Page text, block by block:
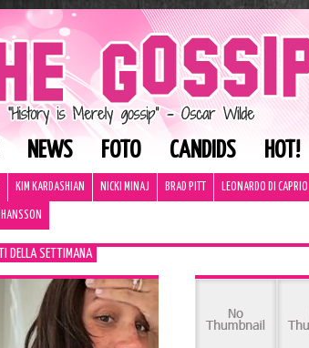
NEWS FOTO CANDIDS HOT!
KIM KARDASHIAN NICKI MINAJ BRAD PITT LEONARDO DI CAPRIO
DELLA SETTIMANA